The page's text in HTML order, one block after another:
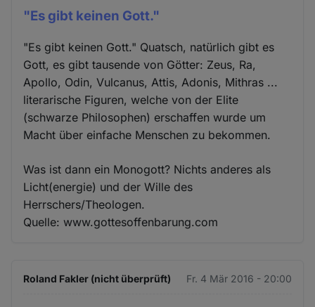
"Es gibt keinen Gott."
"Es gibt keinen Gott." Quatsch, natürlich gibt es
Gott, es gibt tausende von Götter: Zeus, Ra,
Apollo, Odin, Vulcanus, Attis, Adonis, Mithras ...
literarische Figuren, welche von der Elite
(schwarze Philosophen) erschaffen wurde um
Macht über einfache Menschen zu bekommen.
Was ist dann ein Monogott? Nichts anderes als
Licht(energie) und der Wille des
Herrschers/Theologen.
Quelle: www.gottesoffenbarung.com
Roland Fakler (nicht überprüft) Fr. 4 Mär 2016 - 20:00